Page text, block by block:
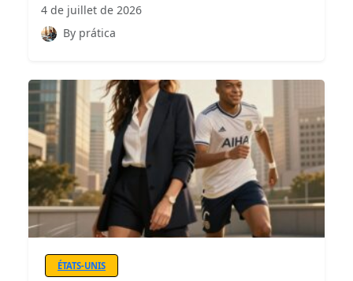
4 de juillet de 2026
By prática
ÉTATS-UNIS